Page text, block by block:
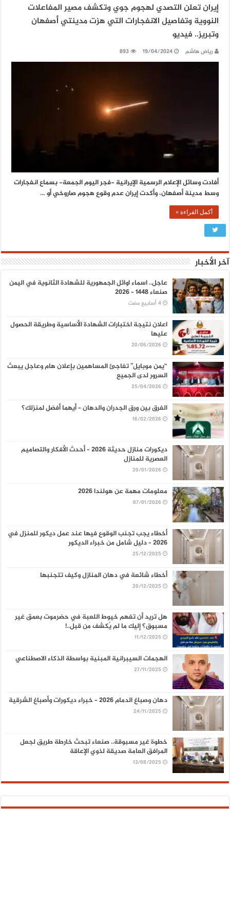
إيران تعلن التصدي لهجوم جوي وتكشف مصير المفاعلات
النووية وتفاصيل الانفجارات التي هزت مدينتي أصفهان
وتبريز.. فيديو
رياض هاشم 19/04/2024
893
أفادت وسائل الإعلام الرسمية الإيرانية -فجر اليوم الجمعة- بسماع انفجارات
وسط مدينة أصفهان، وأكدت إيران عدم وقوع هجوم صاروخي أو …
أكمل القراءة »
آخر الأخبار
عاجل.. اسماء اوائل الجمهورية للشهادة الثانوية في اليمن
صنعاء 1448 – 2026
اعلان نتيجة اختبارات الشهادة الأساسية وطريقة الحصول
عليها
20/06/2026
“يمن موبايل” تفاجئ المساهمين بإعلان هام وعاجل يبعث
السرور لدى الجميع
25/04/2026
الفرق بين ورق الجدران والدهان – أيهما أفضل لمنزلك؟
16/02/2026
ديكورات منازل حديثة 2026 – أحدث الأفكار والتصاميم
العصرية للمنازل
20/01/2026
معلومات مهمة عن هولندا 2026
07/01/2026
أخطاء يجب تجنب الوقوع فيها عند عمل ديكور للمنزل في
2026 – دليل شامل من خبراء الديكور
25/12/2025
أخطاء شائعة في دهان المنازل وكيف تتجنبها
20/12/2025
هل تريد أن تفهم خيوط اللعبة في حضرموت بعمق غير
مسبوق؟ إليك ما لم يُكشف من قبل..!
11/12/2025
الهجمات السيبرانية المبنية بواسطة الذكاء الاصطناعي
27/11/2025
دهان وصباغ الدمام 2026 – خبراء ديكورات وأصباغ الشرقية
24/11/2025
خطوة غير مسبوقة.. صنعاء تبحث خارطة طريق لجعل
المرافق العامة صديقة لذوي الإعاقة
13/08/2025